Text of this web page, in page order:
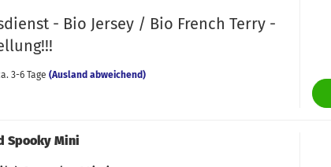
&
-
Ziergummi
Jerseydruckknöpfe
Kordeln & Zubehör
Kordelstopper &
Rollschneider &
- Bio Jersey / Bio French Terry -
3-6 Tage (Ausland abweichend)
Spooky Mini